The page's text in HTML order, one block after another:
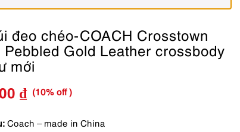
đeo chéo-COACH Crosstown
Pebbled Gold Leather crossbody
mới
Giá
gốc
₫
Giá
hiện
(10% off )
Coach – made in China